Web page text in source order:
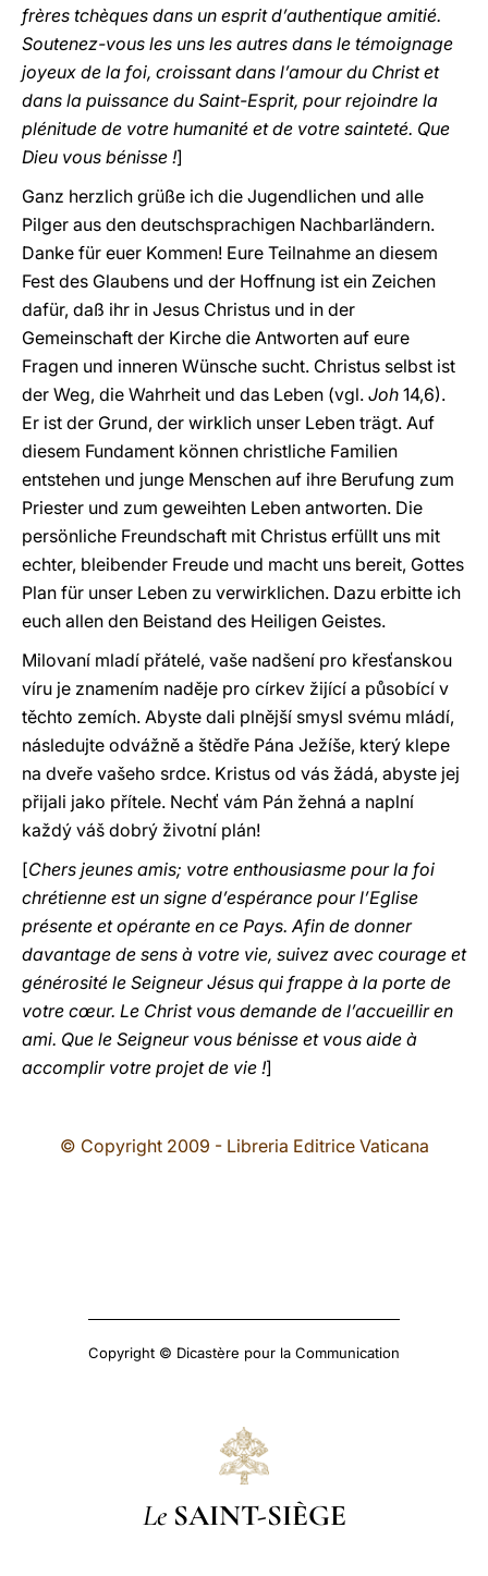
frères tchèques dans un esprit d’authentique amitié.
Soutenez-vous les uns les autres dans le témoignage
joyeux de la foi, croissant dans l’amour du Christ et
dans la puissance du Saint-Esprit, pour rejoindre la
plénitude de votre humanité et de votre sainteté. Que
Dieu vous bénisse !]
Ganz herzlich grüße ich die Jugendlichen und alle
Pilger aus den deutschsprachigen Nachbarländern.
Danke für euer Kommen! Eure Teilnahme an diesem
Fest des Glaubens und der Hoffnung ist ein Zeichen
dafür, daß ihr in Jesus Christus und in der
Gemeinschaft der Kirche die Antworten auf eure
Fragen und inneren Wünsche sucht. Christus selbst ist
der Weg, die Wahrheit und das Leben (vgl. Joh 14,6).
Er ist der Grund, der wirklich unser Leben trägt. Auf
diesem Fundament können christliche Familien
entstehen und junge Menschen auf ihre Berufung zum
Priester und zum geweihten Leben antworten. Die
persönliche Freundschaft mit Christus erfüllt uns mit
echter, bleibender Freude und macht uns bereit, Gottes
Plan für unser Leben zu verwirklichen. Dazu erbitte ich
euch allen den Beistand des Heiligen Geistes.
Milovaní mladí přátelé, vaše nadšení pro křesťanskou
víru je znamením naděje pro církev žijící a působící v
těchto zemích. Abyste dali plnější smysl svému mládí,
následujte odvážně a štědře Pána Ježíše, který klepe
na dveře vašeho srdce. Kristus od vás žádá, abyste jej
přijali jako přítele. Nechť vám Pán žehná a naplní
každý váš dobrý životní plán!
[Chers jeunes amis; votre enthousiasme pour la foi
chrétienne est un signe d’espérance pour l’Eglise
présente et opérante en ce Pays. Afin de donner
davantage de sens à votre vie, suivez avec courage et
générosité le Seigneur Jésus qui frappe à la porte de
votre cœur. Le Christ vous demande de l’accueillir en
ami. Que le Seigneur vous bénisse et vous aide à
accomplir votre projet de vie !]
© Copyright 2009 - Libreria Editrice Vaticana
Copyright © Dicastère pour la Communication
Le SAINT-SIÈGE